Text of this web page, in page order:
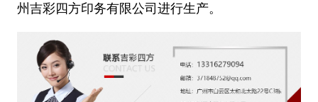
州吉彩四方印务有限公司进行生产。